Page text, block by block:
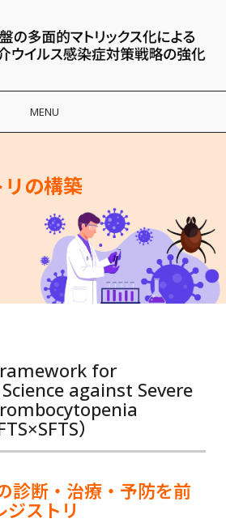
MENU
リの構築
for
against Severe
）
診断・治療・予防を前
ジストリ